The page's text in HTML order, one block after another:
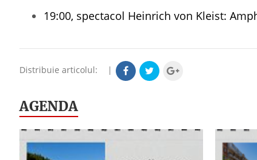
19:00, spectacol Heinrich von Kleist:
Distribuie articolul: |
AGENDA